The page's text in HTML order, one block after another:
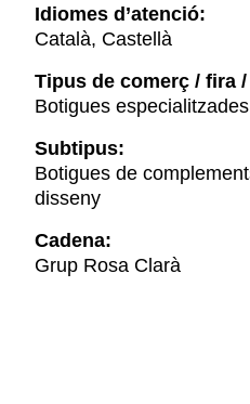
Idiomes d’atenció:
Català, Castellà
Tipus de comerç / fira
Botigues especialitzades
Subtipus:
Botigues de
disseny
Cadena:
Grup Rosa Clarà